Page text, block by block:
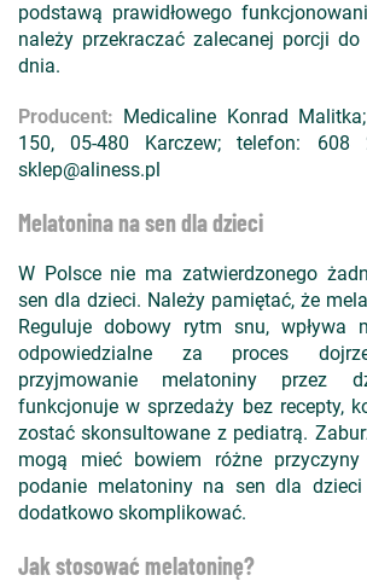
podstawą prawidłowego
należy przekraczać zalecanej porcji
dnia.
Producent: Medicaline Konrad
150, 05-480 Karczew; telefon: 608
sklep@aliness.pl
Melatonina na sen dla dzieci
W Polsce nie ma zatwierdzonego
sen dla dzieci. Należy pamiętać, że
Reguluje dobowy rytm snu, wpływa
odpowiedzialne za proces
przyjmowanie melatoniny przez
funkcjonuje w sprzedaży bez recepty,
zostać skonsultowane z pediatrą.
mogą mieć bowiem różne
podanie melatoniny na sen dla
dodatkowo skomplikować.
Jak stosować melatoninę?